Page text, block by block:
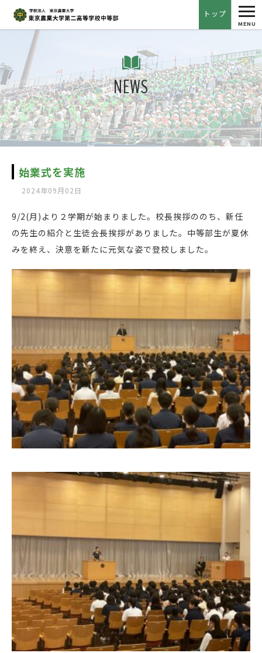
トップ
MENU
NEWS
始業式を実施
2024年09月02日
9/2(月)より２学期が始まりました。校長挨拶ののち、新任
の先生の紹介と生徒会長挨拶がありました。中等部生が夏休
みを終え、決意を新たに元気な姿で登校しました。